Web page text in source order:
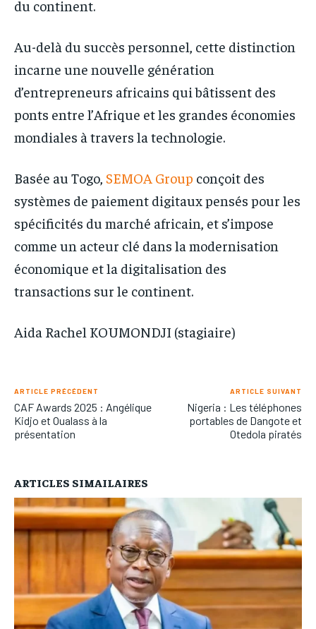
du continent.
Au-delà du succès personnel, cette distinction
incarne une nouvelle génération
d’entrepreneurs africains qui bâtissent des
ponts entre l’Afrique et les grandes économies
mondiales à travers la technologie.
Basée au Togo, SEMOA Group conçoit des
systèmes de paiement digitaux pensés pour les
spécificités du marché africain, et s’impose
comme un acteur clé dans la modernisation
économique et la digitalisation des
transactions sur le continent.
Aida Rachel KOUMONDJI (stagiaire)
ARTICLE PRÉCÉDENT
CAF Awards 2025 : Angélique
Kidjo et Oualass à la
présentation
ARTICLE SUIVANT
Nigeria : Les téléphones
portables de Dangote et
Otedola piratés
ARTICLES SIMAILAIRES